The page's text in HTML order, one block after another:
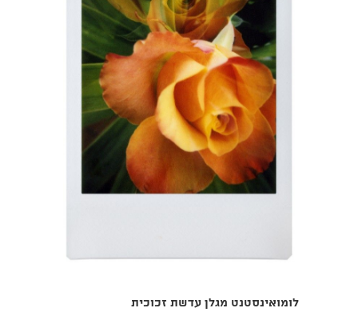
לומואינסטנט מגלן עדשת זכוכית